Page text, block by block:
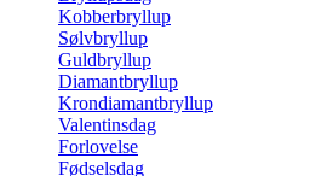
Kobberbryllup
Sølvbryllup
Guldbryllup
Diamantbryllup
Krondiamantbryllup
Valentinsdag
Forlovelse
Fødselsdag